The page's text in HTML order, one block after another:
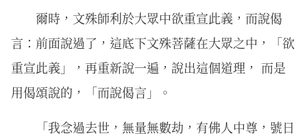
爾時，文殊師利於大眾中欲重宣此義，而說偈
言：前面說過了，這底下文殊菩薩在大眾之中，「欲
重宣此義」，再重新說一遍，說出這個道理， 而是
用偈頌說的，「而說偈言」。
「我念過去世，無量無數劫，有佛人中尊，號日